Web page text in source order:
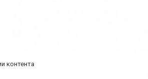
контента